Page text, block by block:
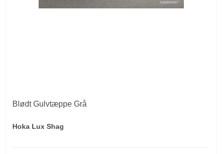
Blødt Gulvtæppe Grå
Hoka Lux Shag